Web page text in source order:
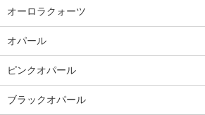
オーロラクォーツ
オパール
ピンクオパール
ブラックオパール